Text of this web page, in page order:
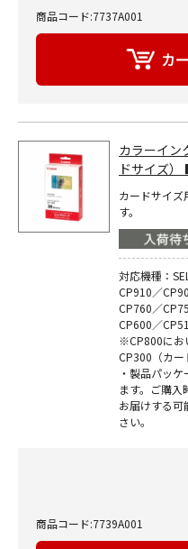
商品コード:7737A001
カラーイン
ドサイズ
カードサイ
す。
対応機種：
CP910／
CP760／
CP600／
※CP800にお
CP300（カー
・製品パッ
ます。ご購入
お届けする可
さい。
商品コード:7739A001